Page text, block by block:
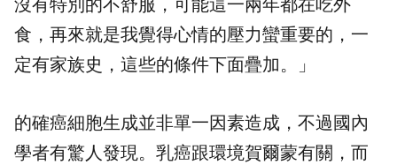
沒有特別的不舒服，可能這一兩年都在吃外
食，再來就是我覺得心情的壓力蠻重要的，一
定有家族史，這些的條件下面疊加。」
的確癌細胞生成並非單一因素造成，不過國內
學者有驚人發現。乳癌跟環境賀爾蒙有關，而